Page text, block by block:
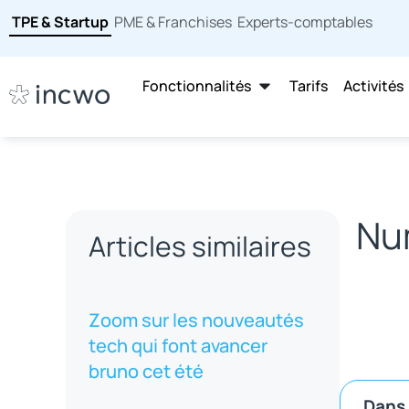
TPE & Startup PME & Franchises Experts-comptables
Fonctionnalités Tarifs Activités
Articles similaires
Zoom sur les nouveautés
tech qui font avancer
bruno cet été